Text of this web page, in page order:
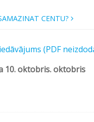
CENTU?
(PDF
10. oktobris. oktobris